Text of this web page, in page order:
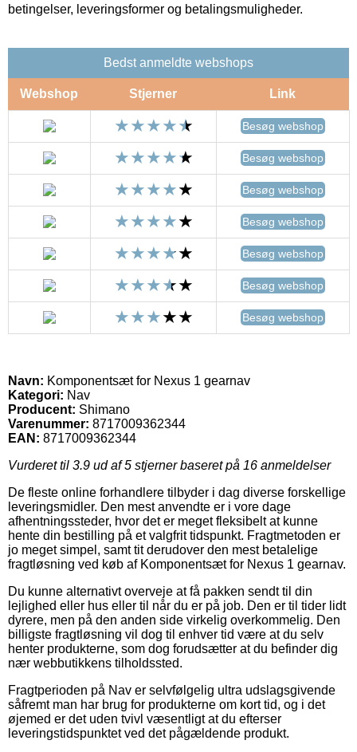
betingelser, leveringsformer og betalingsmuligheder.
Bedst anmeldte webshops
Webshop Stjerner Link
Besøg webshop
Besøg webshop
Besøg webshop
Besøg webshop
Besøg webshop
Besøg webshop
Besøg webshop
Navn: Komponentsæt for Nexus 1 gearnav
Kategori: Nav
Producent: Shimano
Varenummer: 8717009362344
EAN: 8717009362344
Vurderet til 3.9 ud af 5 stjerner baseret på 16 anmeldelser
De fleste online forhandlere tilbyder i dag diverse forskellige
leveringsmidler. Den mest anvendte er i vore dage
afhentningssteder, hvor det er meget fleksibelt at kunne
hente din bestilling på et valgfrit tidspunkt. Fragtmetoden er
jo meget simpel, samt tit derudover den mest betalelige
fragtløsning ved køb af Komponentsæt for Nexus 1 gearnav.
Du kunne alternativt overveje at få pakken sendt til din
lejlighed eller hus eller til når du er på job. Den er til tider lidt
dyrere, men på den anden side virkelig overkommelig. Den
billigste fragtløsning vil dog til enhver tid være at du selv
henter produkterne, som dog forudsætter at du befinder dig
nær webbutikkens tilholdssted.
Fragtperioden på Nav er selvfølgelig ultra udslagsgivende
såfremt man har brug for produkterne om kort tid, og i det
øjemed er det uden tvivl væsentligt at du efterser
leveringstidspunktet ved det pågældende produkt.